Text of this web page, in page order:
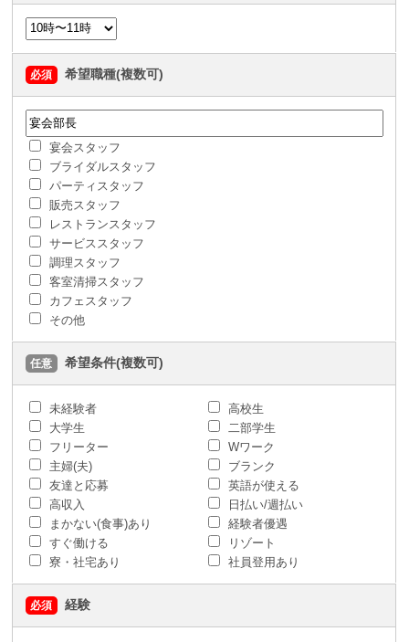
必須 希望職種(複数可)
宴会スタッフ
ブライダルスタッフ
パーティスタッフ
販売スタッフ
レストランスタッフ
サービススタッフ
調理スタッフ
客室清掃スタッフ
カフェスタッフ
その他
任意 希望条件(複数可)
未経験者
高校生
大学生
二部学生
フリーター
Wワーク
主婦(夫)
ブランク
友達と応募
英語が使える
高収入
日払い/週払い
まかない(食事)あり
経験者優遇
すぐ働ける
リゾート
寮・社宅あり
社員登用あり
必須 経験